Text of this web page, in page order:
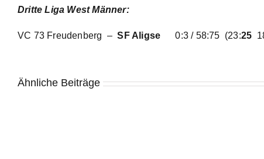
Dritte Liga West Männer:
VC 73 Freudenberg –SF Aligse 0:3 / 58:75 (23:25
Ähnliche Beiträge